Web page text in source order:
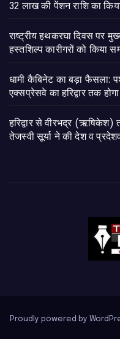
32 लाख की पेंशन राशि का
राष्ट्रीय हथकरघा दिवस पर
हस्तशिल्प कारीगरों को किया
​धामी कैबिनेट का बड़ा फैसला:
एक्सप्रेसवे का हरिद्वार तक होगा
​हरिद्वार से वीरभद्र (ऋषिकेश)
तेजस्वी सूर्या ने की देश व
Proudly powered by